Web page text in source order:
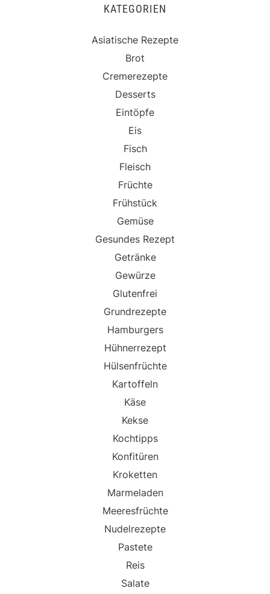
KATEGORIEN
Asiatische Rezepte
Brot
Cremerezepte
Desserts
Eintöpfe
Eis
Fisch
Fleisch
Früchte
Frühstück
Gemüse
Gesundes Rezept
Getränke
Gewürze
Glutenfrei
Grundrezepte
Hamburgers
Hühnerrezept
Hülsenfrüchte
Kartoffeln
Käse
Kekse
Kochtipps
Konfitüren
Kroketten
Marmeladen
Meeresfrüchte
Nudelrezepte
Pastete
Reis
Salate